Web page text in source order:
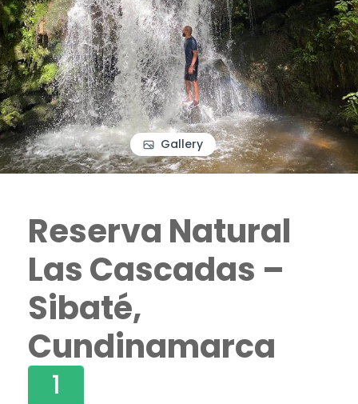
Gallery
Reserva Natural
Las Cascadas –
Sibaté,
Cundinamarca
1